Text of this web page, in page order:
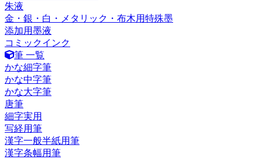
朱液
金・銀・白・メタリック・布木用特殊墨
添加用墨液
コミックインク
筆 一覧
かな細字筆
かな中字筆
かな大字筆
唐筆
細字実用
写経用筆
漢字一般半紙用筆
漢字条幅用筆